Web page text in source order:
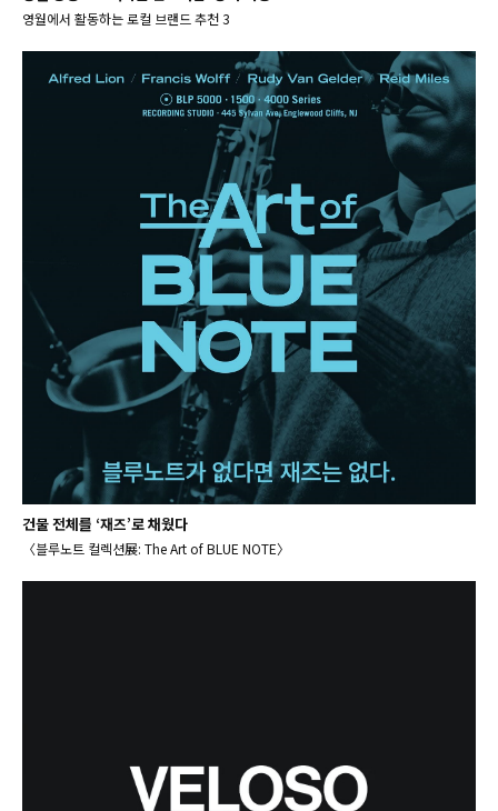
영월에서 활동하는 로컬 브랜드 추천 3
건물 전체를 ‘재즈’로 채웠다
〈블루노트 컬렉션展: The Art of BLUE NOTE〉